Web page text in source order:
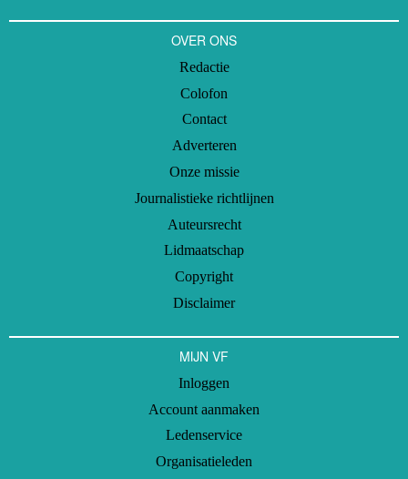
OVER ONS
Redactie
Colofon
Contact
Adverteren
Onze missie
Journalistieke richtlijnen
Auteursrecht
Lidmaatschap
Copyright
Disclaimer
MIJN VF
Inloggen
Account aanmaken
Ledenservice
Organisatieleden